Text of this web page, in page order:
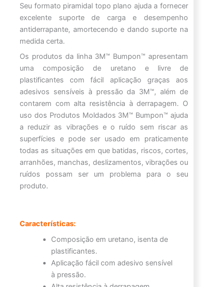
Seu formato piramidal topo plano ajuda a fornecer
excelente suporte de carga e desempenho
antiderrapante, amortecendo e dando suporte na
medida certa.
Os produtos da linha 3M™ Bumpon™ apresentam
uma composição de uretano e livre de
plastificantes com fácil aplicação graças aos
adesivos sensíveis à pressão da 3M™, além de
contarem com alta resistência à derrapagem. O
uso dos Produtos Moldados 3M™ Bumpon™ ajuda
a reduzir as vibrações e o ruído sem riscar as
superfícies e pode ser usado em praticamente
todas as situações em que batidas, riscos, cortes,
arranhões, manchas, deslizamentos, vibrações ou
ruídos possam ser um problema para o seu
produto.
Características:
Composição em uretano, isenta de
plastificantes.
Aplicação fácil com adesivo sensível
à pressão.